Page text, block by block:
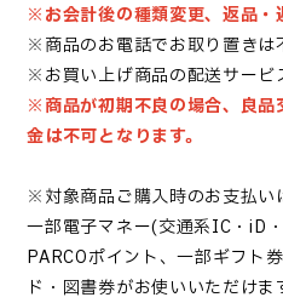
※お会計後の種類変更、返品・
※商品のお電話でお取り置きは
※お買い上げ商品の配送サービ
※商品が初期不良の場合、良品
金は不可となります。
※対象商品ご購入時のお支払い
一部電子マネー(交通系IC・iD
PARCOポイント、一部ギフト
ド・図書券がお使いいただけ